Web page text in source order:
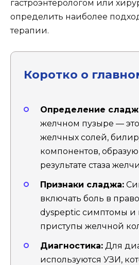
гастроэнтерологом или
определить наиболее
терапии.
Коротко о
Определение
желчном пузыре —
желчных солей,
компонентов,
результате стаза
Признаки сладжа:
включать боль в
dyspeptic симптомы и
приступы желчной
Диагностика: Для
используются УЗИ,